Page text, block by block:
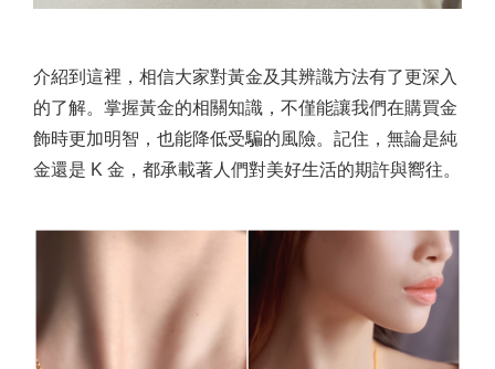
介紹到這裡，相信大家對黃金及其辨識方法有了更深入
的了解。掌握黃金的相關知識，不僅能讓我們在購買金
飾時更加明智，也能降低受騙的風險。記住，無論是純
金還是 K 金，都承載著人們對美好生活的期許與嚮往。